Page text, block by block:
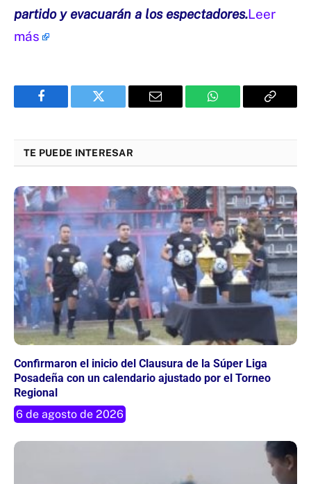
partido y evacuarán a los espectadores.Leer
más
Facebook Twitter Email WhatsApp Copy
TE PUEDE INTERESAR
Confirmaron el inicio del Clausura de la Súper Liga
Posadeña con un calendario ajustado por el Torneo
Regional
6 de agosto de 2026